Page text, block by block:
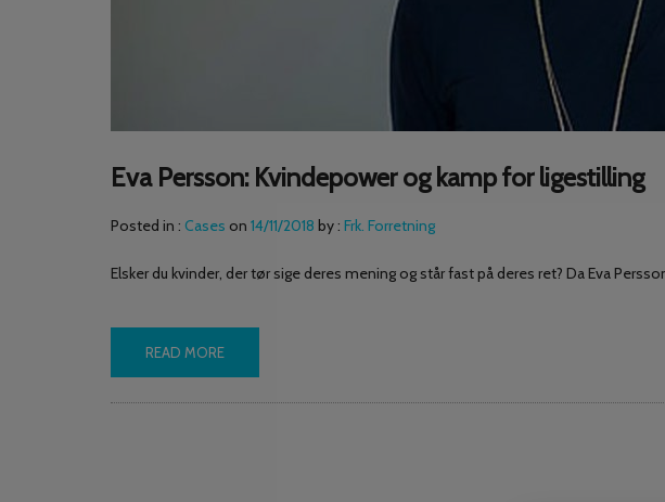
Eva Persson: Kvindepower og kamp for ligestilling
Posted in : Cases on 14/11/2018 by : Frk. Forretning
Elsker du kvinder, der tør sige deres mening og står fast på deres ret? Da Eva
READ MORE